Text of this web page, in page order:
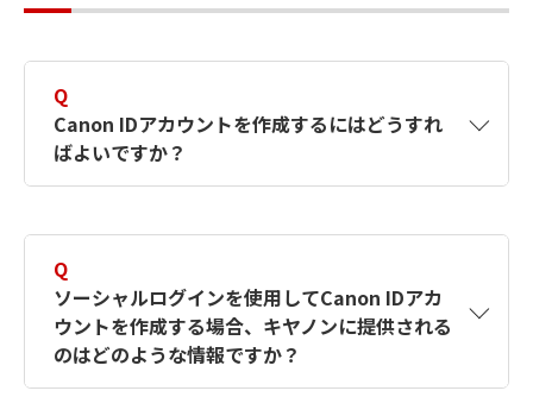
Q
Canon IDアカウントを作成するにはどうすれ
ばよいですか？
す。詳しい作成方法は【カメラ】Canon IDとは
何ですか？Canon IDの作成方法は？をご確認く
ださい。
Q
ソーシャルログインを使用してCanon IDアカ
ウントを作成する場合、キヤノンに提供される
のはどのような情報ですか？